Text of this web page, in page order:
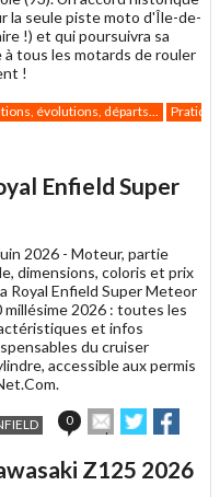
la seule piste moto d'Île-de-
!) et qui poursuivra sa
tous les motards de rouler
!
évolutions, départs...
Pratique
Enfield Super
2026 - Moteur, partie
dimensions, coloris et prix
Royal Enfield Super Meteor
millésime 2026 : toutes les
et infos
du cruiser
accessible aux permis
0
Envoyer
cet
à
Partager
sur sur
Z125 2026